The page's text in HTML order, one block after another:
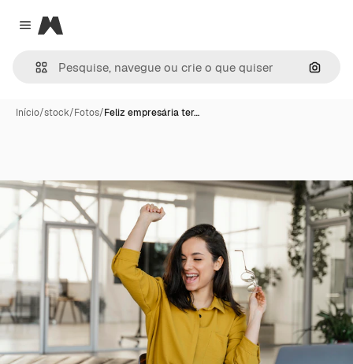
Close menu
Magnific
Início/stock/Fotos/Feliz empresária ter…